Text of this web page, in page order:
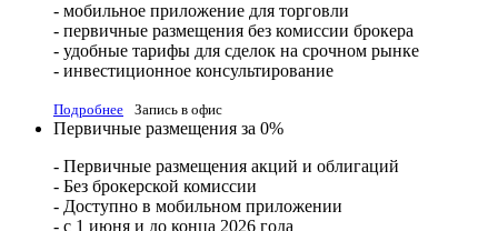
- мобильное приложение для торговли
- первичные размещения без комиссии брокера
- удобные тарифы для сделок на срочном рынке
- инвестиционное консультирование
Подробнее Запись в офис
Первичные размещения за 0%
- Первичные размещения акций и облигаций
- Без брокерской комиссии
- Доступно в мобильном приложении
- с 1 июня и до конца 2026 года